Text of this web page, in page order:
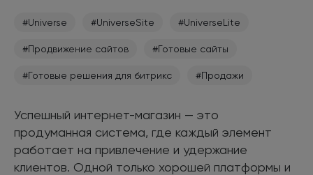
#Universe #UniverseSite #UniverseLite
#Продвижение сайтов #Готовые сайты
#Готовые решения для битрикс #Продажи
Успешный интернет-магазин — это
продуманная система, где каждый элемент
работает на привлечение и удержание
клиентов. Одной только хорошей платформы и